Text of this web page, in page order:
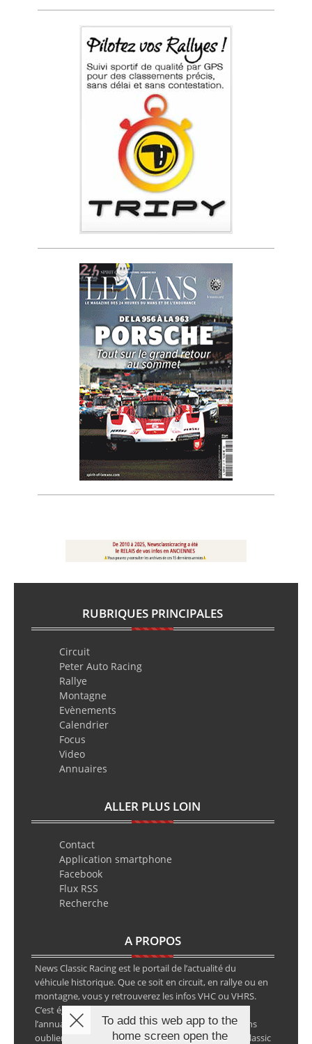
RUBRIQUES PRINCIPALES
Circuit
Peter Auto Racing
Rallye
Montagne
Evènements
Calendrier
Focus
Video
Annuaires
ALLER PLUS LOIN
Contact
Application smartphone
Facebook
Flux RSS
Recherche
A PROPOS
News Classic Racing est le portail de l’actualité du
véhicule historique. Que ce soit en circuit, en rallye ou en
montagne, vous y retrouverez les infos VHC ou VHRS.
C’est également le calendrier des épreuves ainsi que
l’annuaire des spécialistes de la voiture ancienne, sans
oublier les petites annonces avec notre partenaire Classic
To add this web app to the
home screen open the